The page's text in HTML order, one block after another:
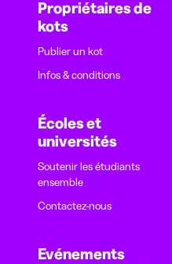
Propriétaires de
kots
Publier un kot
Infos & conditions
Écoles et
universités
Soutenir les étudiants
ensemble
Contactez-nous
Evénements